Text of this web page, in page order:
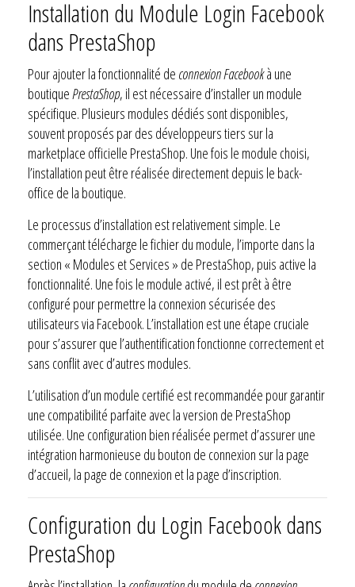
Installation du Module Login Facebook
dans PrestaShop
Pour ajouter la fonctionnalité de connexion Facebookà une
boutiquePrestaShop, il est nécessaire d’installer un module
spécifique. Plusieurs modules dédiés sont disponibles,
souvent proposés par des développeurs tiers sur la
marketplace officielle PrestaShop. Une fois le module choisi,
l’installation peut être réalisée directement depuis le back-
office de la boutique.
Le processus d’installation est relativement simple. Le
commerçant télécharge le fichier du module, l’importe dans la
section « Modules et Services » de PrestaShop, puis active la
fonctionnalité. Une fois le module activé, il est prêt à être
configuré pour permettre la connexion sécurisée des
utilisateurs via Facebook. L’installation est une étape cruciale
pour s’assurer que l’authentification fonctionne correctement et
sans conflit avec d’autres modules.
L’utilisation d’un module certifié est recommandée pour garantir
une compatibilité parfaite avec la version de PrestaShop
utilisée. Une configuration bien réalisée permet d’assurer une
intégration harmonieuse du bouton de connexion sur la page
d’accueil, la page de connexion et la page d’inscription.
Configuration du Login Facebook dans
PrestaShop